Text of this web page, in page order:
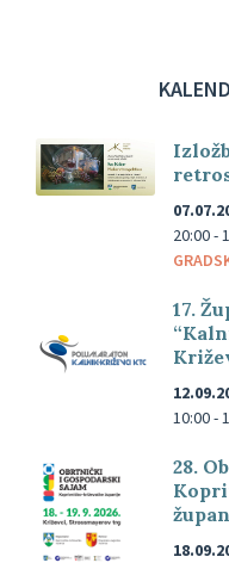
20:00 -
17.
10:00 -
28.